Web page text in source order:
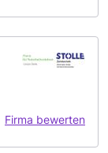
Firma bewerten